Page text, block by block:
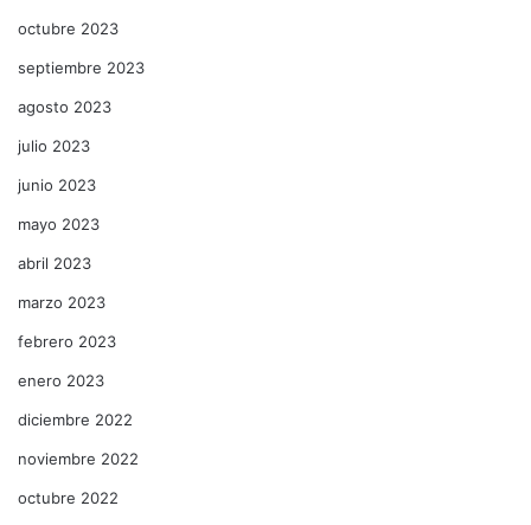
octubre 2023
septiembre 2023
agosto 2023
julio 2023
junio 2023
mayo 2023
abril 2023
marzo 2023
febrero 2023
enero 2023
diciembre 2022
noviembre 2022
octubre 2022